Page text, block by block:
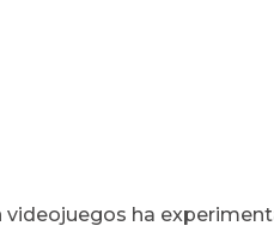
videojuegos ha